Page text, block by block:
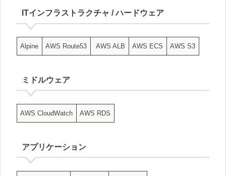
ITインフラストラクチャ / ハードウェア
Alpine AWS Route53 AWS ALB AWS ECS AWS S3
ミドルウェア
AWS CloudWatch AWS RDS
アプリケーション